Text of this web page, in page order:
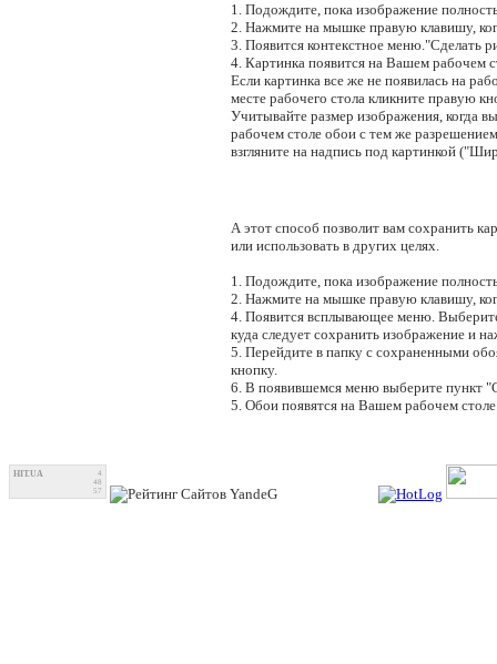
1. Подождите, пока изображение
2. Нажмите на мышке правую клавишу,
3. Появится контекстное меню."Сделать
4. Картинка появится на Вашем рабочем
Если картинка все же не появилась на
месте рабочего стола кликните правую
Учитывайте размер изображения, когда
рабочем столе обои с тем же
взгляните на надпись под картинкой
А этот способ позволит вам сохранить
или использовать в других целях.
1. Подождите, пока изображение
2. Нажмите на мышке правую клавишу,
4. Появится всплывающее меню.
куда следует сохранить изображение и
5. Перейдите в папку с сохраненными
кнопку.
6. В появившемся меню выберите пункт
5. Обои появятся на Вашем рабочем
HIT.UA
4
48
57